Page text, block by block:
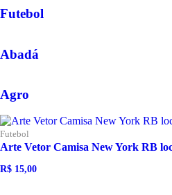
Futebol
Abadá
Agro
Futebol
Arte Vetor Camisa New York RB
O
R$ 15,00
O